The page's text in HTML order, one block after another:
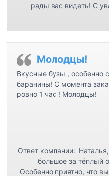
рады вас видеть! С
Молодцы!
Вкусные бузы , особенно
баранины! С момента
ровно 1 час ! Молодцы!
Ответ компании:
большое за тёплый
Особенно приятно, что